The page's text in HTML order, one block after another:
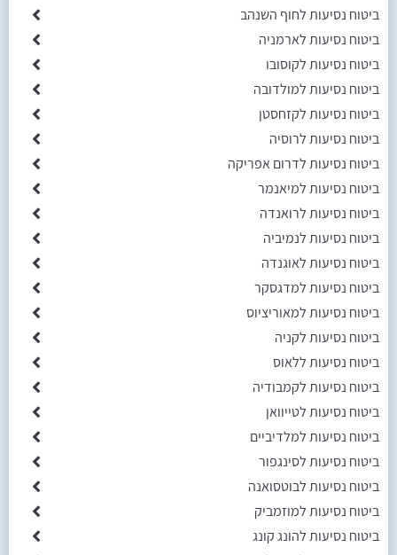
ביטוח נסיעות לחוף השנהב
ביטוח נסיעות לארמניה
ביטוח נסיעות לקוסובו
ביטוח נסיעות למולדובה
ביטוח נסיעות לקזחסטן
ביטוח נסיעות לרוסיה
ביטוח נסיעות לדרום אפריקה
ביטוח נסיעות למיאנמר
ביטוח נסיעות לרואנדה
ביטוח נסיעות לנמיביה
ביטוח נסיעות לאוגנדה
ביטוח נסיעות למדגסקר
ביטוח נסיעות למאוריציוס
ביטוח נסיעות לקניה
ביטוח נסיעות ללאוס
ביטוח נסיעות לקמבודיה
ביטוח נסיעות לטייוואן
ביטוח נסיעות למלדיביים
ביטוח נסיעות לסינגפור
ביטוח נסיעות לבוטסואנה
ביטוח נסיעות למוזמביק
ביטוח נסיעות להונג קונג